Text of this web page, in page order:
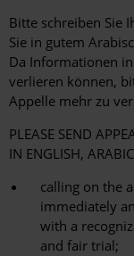
Bitte schreiben Sie
Sie in gutem
Da Informationen
verlieren können,
Appelle mehr zu
PLEASE SEND
IN ENGLISH,
calling on the
immediately
with a
and fair trial;